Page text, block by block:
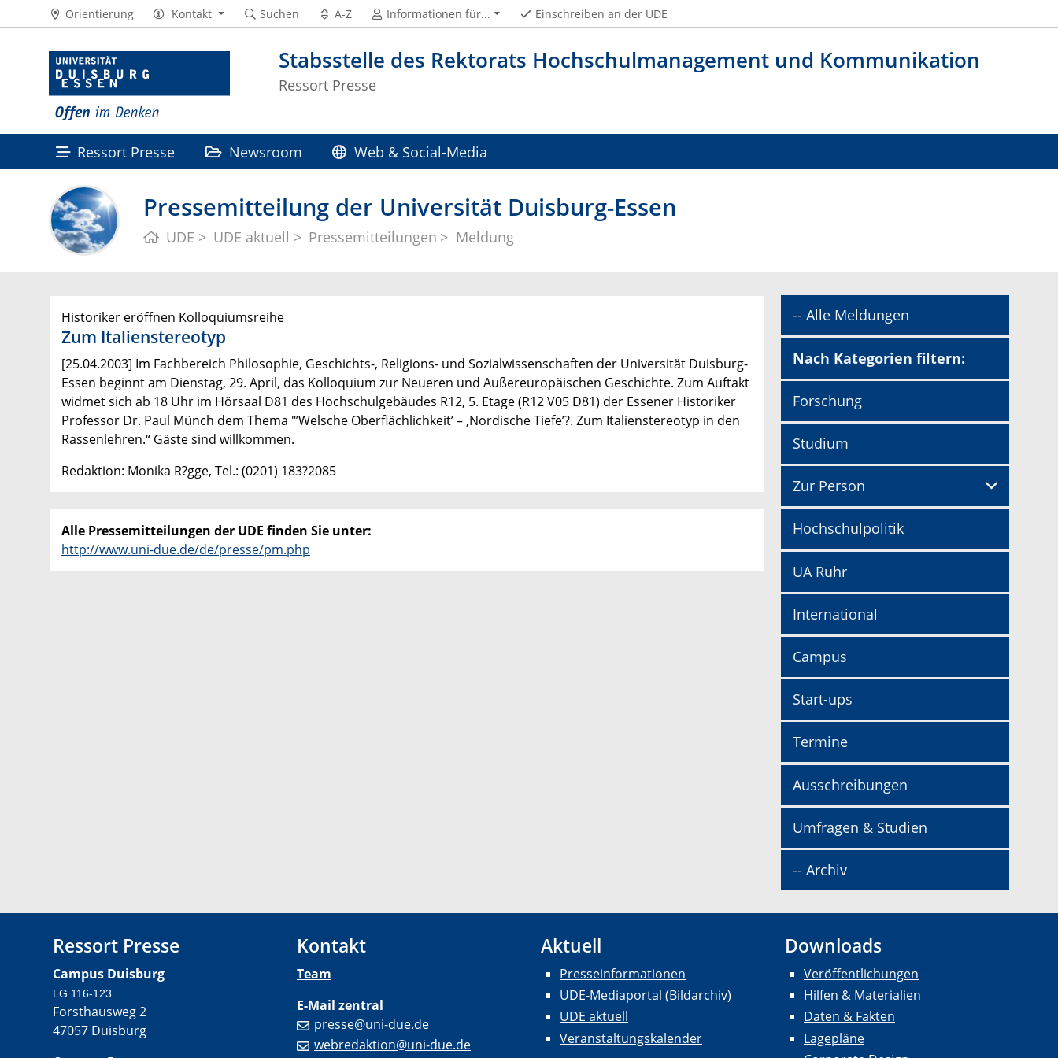
Stabsstelle des Rektorats Hochschulmanagement und Kommunikation
Ressort Presse
Orientierung Kontakt Suchen A-Z Informationen für... Einschreiben an der UDE
Ressort Presse Newsroom Web & Social-Media
Pressemitteilung der Universität Duisburg-Essen
UDE UDE aktuell Pressemitteilungen Meldung
Historiker eröffnen Kolloquiumsreihe
Zum Italienstereotyp
[25.04.2003] Im Fachbereich Philosophie, Geschichts-, Religions- und Sozialwissenschaften der Universität Duisburg-
Essen beginnt am Dienstag, 29. April, das Kolloquium zur Neueren und Außereuropäischen Geschichte. Zum Auftakt
widmet sich ab 18 Uhr im Hörsaal D81 des Hochschulgebäudes R12, 5. Etage (R12 V05 D81) der Essener Historiker
Professor Dr. Paul Münch dem Thema "’Welsche Oberflächlichkeit’ – ‚Nordische Tiefe’?. Zum Italienstereotyp in den
Rassenlehren.“ Gäste sind willkommen.
Redaktion: Monika R?gge, Tel.: (0201) 183?2085
Alle Pressemitteilungen der UDE finden Sie unter:
http://www.uni-due.de/de/presse/pm.php
-- Alle Meldungen
Nach Kategorien filtern:
Forschung
Studium
Zur Person
Hochschulpolitik
UA Ruhr
International
Campus
Start-ups
Termine
Ausschreibungen
Umfragen & Studien
-- Archiv
Ressort Presse
Campus Duisburg
LG 116-123
Forsthausweg 2
47057 Duisburg
Kontakt
Team
E-Mail zentral
presse@uni-due.de
webredaktion@uni-due.de
Aktuell
Presseinformationen
UDE-Mediaportal (Bildarchiv)
UDE aktuell
Veranstaltungskalender
Downloads
Veröffentlichungen
Hilfen & Materialien
Daten & Fakten
Lagepläne